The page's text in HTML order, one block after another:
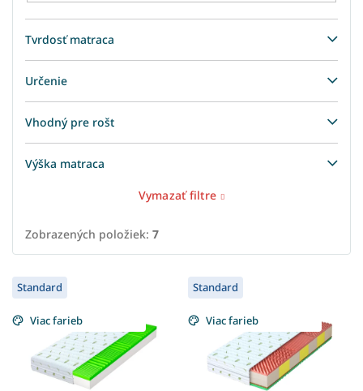
Tvrdosť matraca
Určenie
Vhodný pre rošt
Výška matraca
Vymazať filtre
Zobrazených položiek: 7
V
ý
p
i
Standard
Viac farieb
Standard
Viac farieb